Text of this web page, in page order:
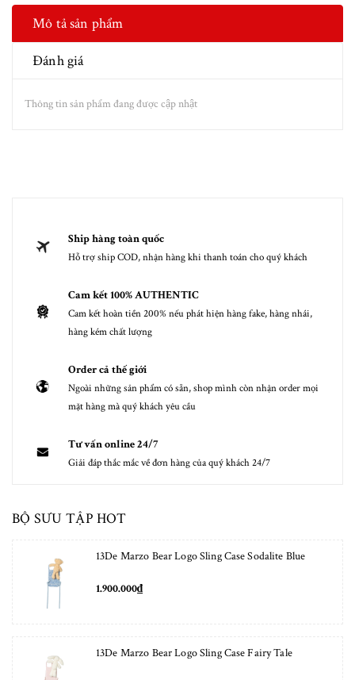
Mô tả sản phẩm
Đánh giá
Thông tin sản phẩm đang được cập nhật
Ship hàng toàn quốc
Hỗ trợ ship COD, nhận hàng khi thanh toán cho quý khách
Cam kết 100% AUTHENTIC
Cam kết hoàn tiền 200% nếu phát hiện hàng fake, hàng nhái,
hàng kém chất lượng
Order cả thế giới
Ngoài những sản phẩm có sẵn, shop mình còn nhận order mọi
mặt hàng mà quý khách yêu cầu
Tư vấn online 24/7
Giải đáp thắc mắc về đơn hàng của quý khách 24/7
BỘ SƯU TẬP HOT
13De Marzo Bear Logo Sling Case Sodalite Blue
1.900.000₫
13De Marzo Bear Logo Sling Case Fairy Tale